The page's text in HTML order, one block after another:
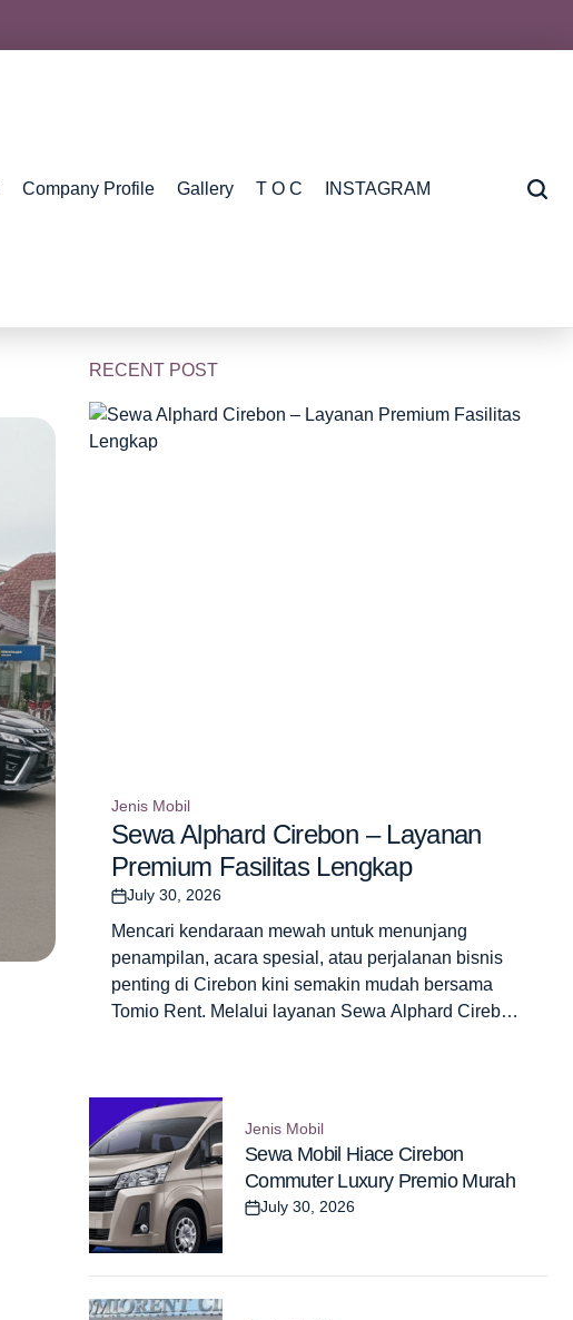
Company Profile Gallery T O C INSTAGRAM
RECENT POST
Posted
in
Jenis Mobil
Sewa Alphard Cirebon – Layanan
Premium Fasilitas Lengkap
Post
Date
July 30, 2026
Mencari kendaraan mewah untuk menunjang
penampilan, acara spesial, atau perjalanan bisnis
penting di Cirebon kini semakin mudah bersama
Tomio Rent. Melalui layanan Sewa Alphard Cirebon,
Posted
in
Jenis Mobil
Sewa Mobil Hiace Cirebon
Commuter Luxury Premio Murah
Post
July 30, 2026